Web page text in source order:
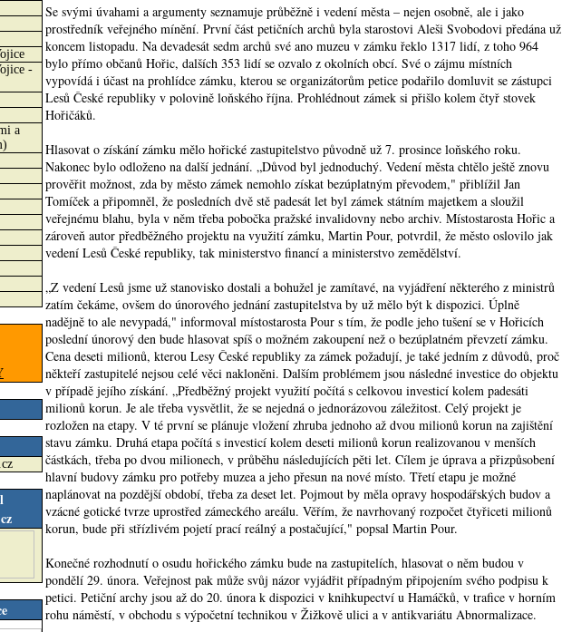
-
a
Se svými úvahami a argumenty seznamuje průběžně i vedení města – nejen osobně, ale i jako
prostředník veřejného mínění. První část petičních archů byla starostovi Aleši Svobodovi předána už
koncem listopadu. Na devadesát sedm archů své ano muzeu v zámku řeklo 1317 lidí, z toho 964
bylo přímo občanů Hořic, dalších 353 lidí se ozvalo z okolních obcí. Své o zájmu místních
vypovídá i účast na prohlídce zámku, kterou se organizátorům petice podařilo domluvit se zástupci
Lesů České republiky v polovině loňského října. Prohlédnout zámek si přišlo kolem čtyř stovek
Hořičáků.
Hlasovat o získání zámku mělo hořické zastupitelstvo původně už 7. prosince loňského roku.
Nakonec bylo odloženo na další jednání. „Důvod byl jednoduchý. Vedení města chtělo ještě znovu
prověřit možnost, zda by město zámek nemohlo získat bezúplatným převodem," přiblížil Jan
Tomíček a připomněl, že posledních dvě stě padesát let byl zámek státním majetkem a sloužil
veřejnému blahu, byla v něm třeba pobočka pražské invalidovny nebo archiv. Místostarosta Hořic a
zároveň autor předběžného projektu na využití zámku, Martin Pour, potvrdil, že město oslovilo jak
vedení Lesů České republiky, tak ministerstvo financí a ministerstvo zemědělství.
„Z vedení Lesů jsme už stanovisko dostali a bohužel je zamítavé, na vyjádření některého z ministrů
zatím čekáme, ovšem do únorového jednání zastupitelstva by už mělo být k dispozici. Úplně
nadějně to ale nevypadá," informoval místostarosta Pour s tím, že podle jeho tušení se v Hořicích
poslední únorový den bude hlasovat spíš o možném zakoupení než o bezúplatném převzetí zámku.
Cena deseti milionů, kterou Lesy České republiky za zámek požadují, je také jedním z důvodů, proč
někteří zastupitelé nejsou celé věci nakloněni. Dalším problémem jsou následné investice do objektu
v případě jejího získání. „Předběžný projekt využití počítá s celkovou investicí kolem padesáti
milionů korun. Je ale třeba vysvětlit, že se nejedná o jednorázovou záležitost. Celý projekt je
rozložen na etapy. V té první se plánuje vložení zhruba jednoho až dvou milionů korun na zajištění
stavu zámku. Druhá etapa počítá s investicí kolem deseti milionů korun realizovanou v menších
částkách, třeba po dvou milionech, v průběhu následujících pěti let. Cílem je úprava a přizpůsobení
hlavní budovy zámku pro potřeby muzea a jeho přesun na nové místo. Třetí etapu je možné
naplánovat na pozdější období, třeba za deset let. Pojmout by měla opravy hospodářských budov a
vzácné gotické tvrze uprostřed zámeckého areálu. Věřím, že navrhovaný rozpočet čtyřiceti milionů
korun, bude při střízlivém pojetí prací reálný a postačující," popsal Martin Pour.
Konečné rozhodnutí o osudu hořického zámku bude na zastupitelích, hlasovat o něm budou v
pondělí 29. února. Veřejnost pak může svůj názor vyjádřit případným připojením svého podpisu k
petici. Petiční archy jsou až do 20. února k dispozici v knihkupectví u Hamáčků, v trafice v horním
rohu náměstí, v obchodu s výpočetní technikou v Žižkově ulici a v antikvariátu Abnormalizace.